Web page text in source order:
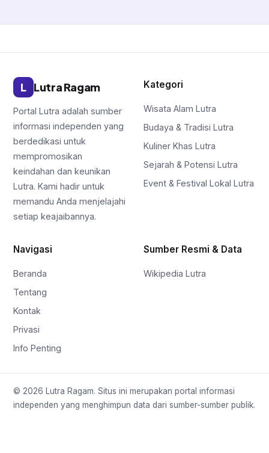
L Lutra Ragam
Portal Lutra adalah sumber
informasi independen yang
berdedikasi untuk
mempromosikan
keindahan dan keunikan
Lutra. Kami hadir untuk
memandu Anda menjelajahi
setiap keajaibannya.
Kategori
Wisata Alam Lutra
Budaya & Tradisi Lutra
Kuliner Khas Lutra
Sejarah & Potensi Lutra
Event & Festival Lokal Lutra
Navigasi
Beranda
Tentang
Kontak
Privasi
Info Penting
Sumber Resmi & Data
Wikipedia Lutra
© 2026 Lutra Ragam. Situs ini merupakan portal informasi
independen yang menghimpun data dari sumber-sumber publik.